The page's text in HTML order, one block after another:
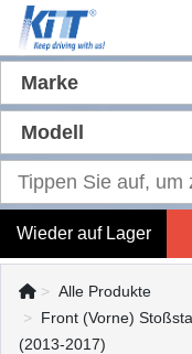
Marke
Modell
Wieder auf Lager
Alle Produkte
Front (Vorne)
(2013-2017)